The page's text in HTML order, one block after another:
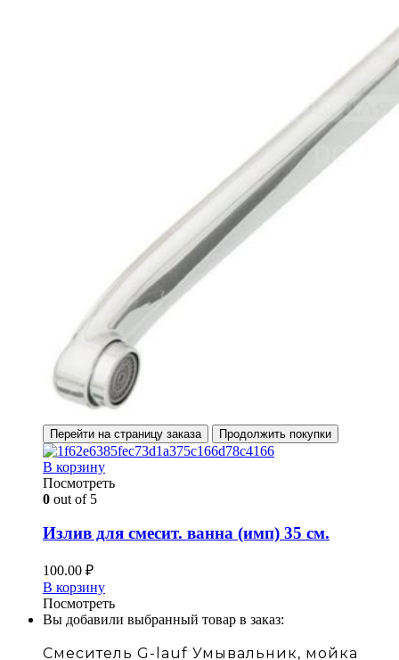
Перейти на страницу заказа Продолжить покупки
В корзину
Посмотреть
0 out of 5
Излив для смесит. ванна (имп) 35 см.
100.00 ₽
В корзину
Посмотреть
Вы добавили выбранный товар в заказ:
Смеситель G-lauf Умывальник, мойка